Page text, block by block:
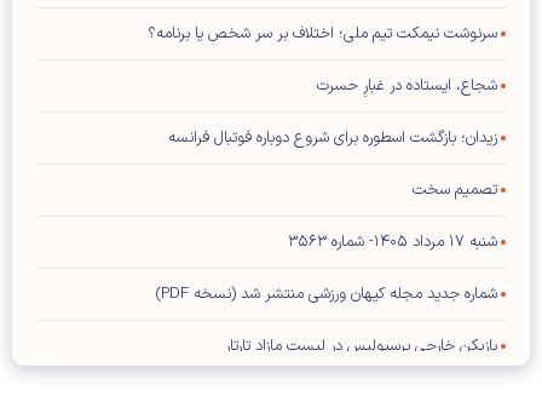
سرنوشت نیمکت تیم ملی؛ اختلاف بر سر شخص یا برنامه؟
شجاع، ایستاده در غبارِ حسرت
زیدان؛ بازگشت اسطوره برای شروع دوباره فوتبال فرانسه
تصمیم سخت
شنبه ۱۷ مرداد ۱۴۰۵- شماره ۳۵۶۳
شماره جدید مجله کیهان ورزشی منتشر شد (نسخه PDF)
بازیکن خارجی پرسپولیس در لیست مازاد تارتار